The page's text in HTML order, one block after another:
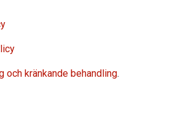
och kränkande behandling.